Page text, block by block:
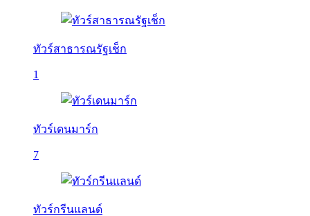
ทัวร์สาธารณรัฐเช็ก
1
ทัวร์เดนมาร์ก
7
ทัวร์กรีนแลนด์